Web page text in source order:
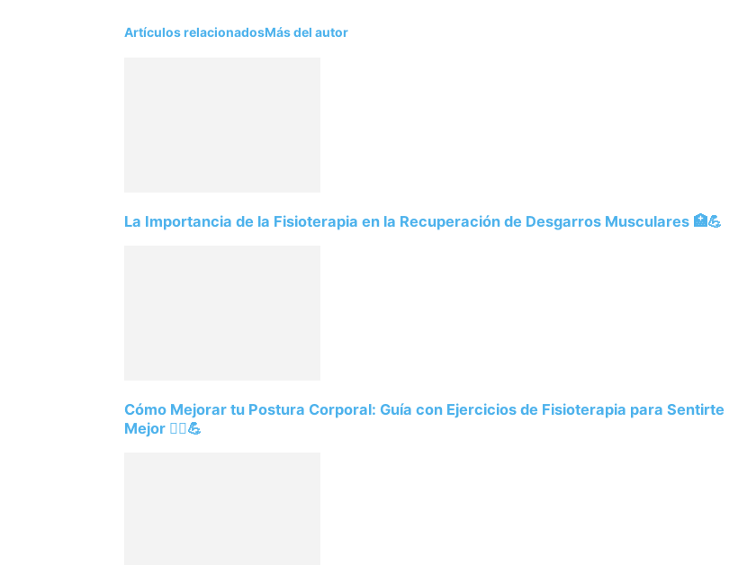
Artículos relacionadosMás del autor
La Importancia de la Fisioterapia en la Recuperación de Desgarros Musculares 🏥💪
Cómo Mejorar tu Postura Corporal: Guía con Ejercicios de Fisioterapia para Sentirte
Mejor 🧘‍♂️💪